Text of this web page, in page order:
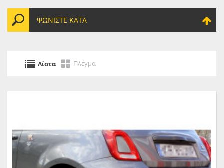
ΨΩΝΊΣΤΕ ΚΑΤΆ
Λίστα Πλέγμα